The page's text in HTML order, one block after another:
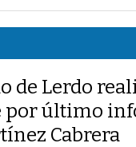
- hace 12 horas -
Sistema Vial
Las Lluvias- hace
TWEETS AND
ESTÉREO GALLITO
- hace 10 horas -
- hace 10 horas -
de Lerdo
por último
Cabrera